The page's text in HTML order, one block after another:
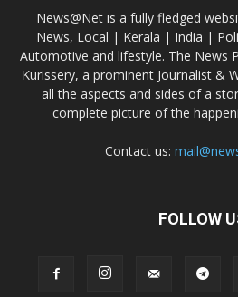
News@Net is a fully fledged
News, Local | Kerala | India |
Automotive and lifestyle. The News
Kurissery, a prominent Journalist &
all the aspects and sides of a
complete picture of the
Contact us:
FOLLOW